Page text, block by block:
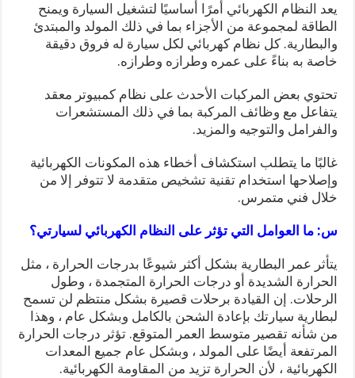
يعد النظام الكهربائي أمرًا أساسيًا لتشغيل السيارة ويمنح
الطاقة لمجموعة من الأجزاء بما في ذلك المولد والمبتدئ
والبطارية. كل نظام كهربائي لكل سيارة له فروق دقيقة
خاصة به بناءً على عمره وطرازه وطرازه.
تحتوي بعض المركبات الأحدث على نظام كمبيوتر معقد
يتفاعل مع وظائف المركبة بما في ذلك المستشعرات
والفرامل والتوجيه والمزيد.
غالبًا ما يتطلب استكشاف أخطاء هذه المكونات الكهربائية
وإصلاحها استخدام تقنية تشخيص متقدمة لا تتوفر إلا من
خلال فني متمرس.
س: ما العوامل التي تؤثر على النظام الكهربائي لسيارتي؟
يتأثر عمر البطارية بشكل أكثر شيوعًا بدرجات الحرارة ، مثل
الحرارة الشديدة أو درجات الحرارة المتجمدة ، وطول
الرحلات. إن القيادة برحلات قصيرة بشكل منتظم لن تسمح
لبطارية سيارتك بإعادة الشحن بالكامل وبشكل عام ، وهذا
من شأنه تقصير متوسط ​​العمر المتوقع. تؤثر درجات الحرارة
المرتفعة أيضًا على المولد ، وبشكل عام جميع المعدات
الكهربائية ، لأن الحرارة تزيد من المقاومة الكهربائية.